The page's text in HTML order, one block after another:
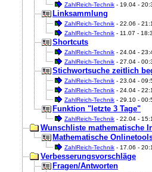
ZahlReich-Technik - 19.04 -
Linksammlung
ZahlReich-Technik - 22.06 -
ZahlReich-Technik - 11.07 -
Shortcuts
ZahlReich-Technik - 24.04 -
ZahlReich-Technik - 27.04 -
Stichwortsuche zeitlich
ZahlReich-Technik - 23.04 -
ZahlReich-Technik - 24.04 -
ZahlReich-Technik - 29.10 -
Funktion "letzte 3 Tage"
ZahlReich-Technik - 22.04 -
Wunschliste mathematische
Mathematische
ZahlReich-Technik - 17.06 -
Verbesserungsvorschläge
Fragen/Antworten